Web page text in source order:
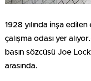
1928 yılında inşa edilen
çalışma odası yer
basın sözcüsü Joe
arasında.